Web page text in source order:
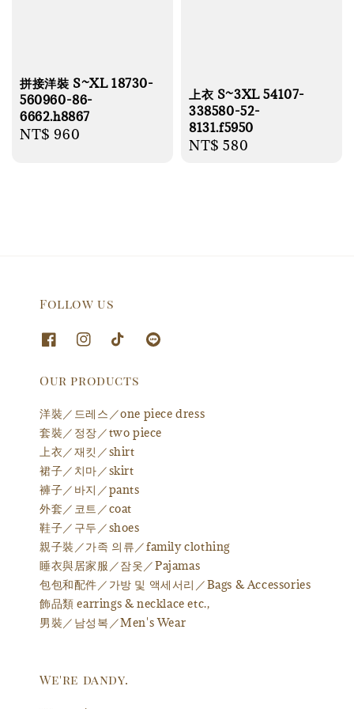
拼接洋裝 S~XL 18730-
560960-86-
6662.h8867
Regular
NT$ 960
上衣 S~3XL 54107-
338580-52-
8131.f5950
Regular
NT$ 580
Follow us
Our products
洋裝／드레스／one piece dress
套裝／정장／two piece
上衣／재킷／shirt
裙子／치마／skirt
褲子／바지／pants
外套／코트／coat
鞋子／구두／shoes
親子裝／가족 의류／family clothing
睡衣與居家服／잠옷／Pajamas
包包和配件／가방 및 액세서리／Bags & Accessories
飾品類 earrings & necklace etc.,
男裝／남성복／Men's Wear
We're dandy.